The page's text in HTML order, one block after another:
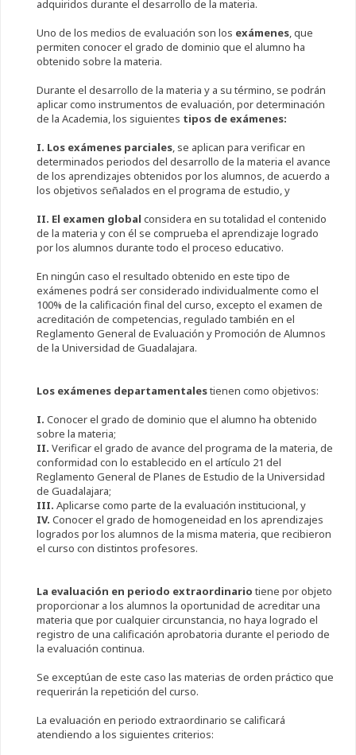
adquiridos durante el desarrollo de la materia.
Uno de los medios de evaluación son los exámenes, que
permiten conocer el grado de dominio que el alumno ha
obtenido sobre la materia.
Durante el desarrollo de la materia y a su término, se podrán
aplicar como instrumentos de evaluación, por determinación
de la Academia, los siguientes tipos de exámenes:
I. Los exámenes parciales, se aplican para verificar en
determinados periodos del desarrollo de la materia el avance
de los aprendizajes obtenidos por los alumnos, de acuerdo a
los objetivos señalados en el programa de estudio, y
II. El examen global considera en su totalidad el contenido
de la materia y con él se comprueba el aprendizaje logrado
por los alumnos durante todo el proceso educativo.
En ningún caso el resultado obtenido en este tipo de
exámenes podrá ser considerado individualmente como el
100% de la calificación final del curso, excepto el examen de
acreditación de competencias, regulado también en el
Reglamento General de Evaluación y Promoción de Alumnos
de la Universidad de Guadalajara.
Los exámenes departamentalestienen como objetivos:
I. Conocer el grado de dominio que el alumno ha obtenido
sobre la materia;
II. Verificar el grado de avance del programa de la materia, de
conformidad con lo establecido en el artículo 21 del
Reglamento General de Planes de Estudio de la Universidad
de Guadalajara;
III. Aplicarse como parte de la evaluación institucional, y
IV. Conocer el grado de homogeneidad en los aprendizajes
logrados por los alumnos de la misma materia, que recibieron
el curso con distintos profesores.
La evaluación en periodo extraordinario tiene por objeto
proporcionar a los alumnos la oportunidad de acreditar una
materia que por cualquier circunstancia, no haya logrado el
registro de una calificación aprobatoria durante el periodo de
la evaluación continua.
Se exceptúan de este caso las materias de orden práctico que
requerirán la repetición del curso.
La evaluación en periodo extraordinario se calificará
atendiendo a los siguientes criterios: